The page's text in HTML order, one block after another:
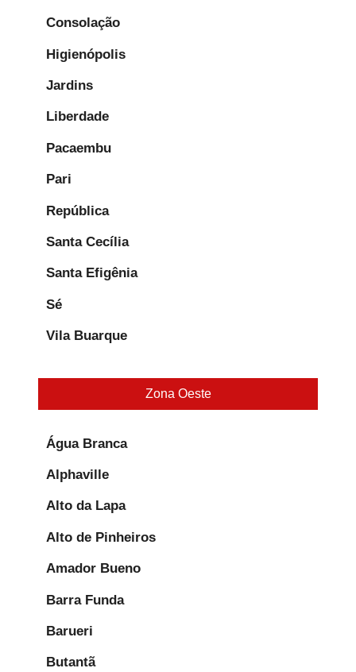
Consolação
Higienópolis
Jardins
Liberdade
Pacaembu
Pari
República
Santa Cecília
Santa Efigênia
Sé
Vila Buarque
Zona Oeste
Água Branca
Alphaville
Alto da Lapa
Alto de Pinheiros
Amador Bueno
Barra Funda
Barueri
Butantã